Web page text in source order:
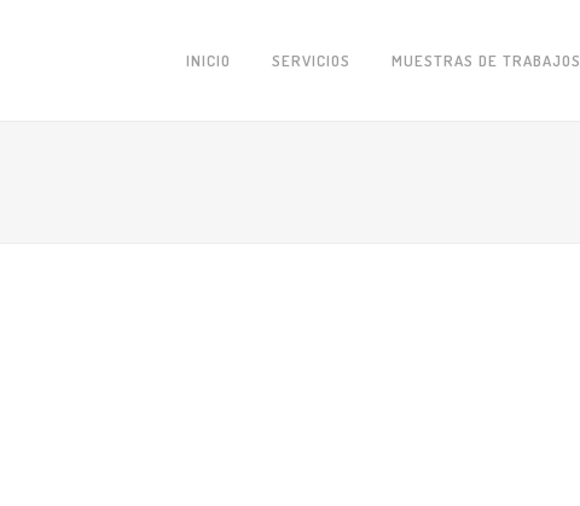
INICIO SERVICIOS MUESTRAS DE TRABAJOS